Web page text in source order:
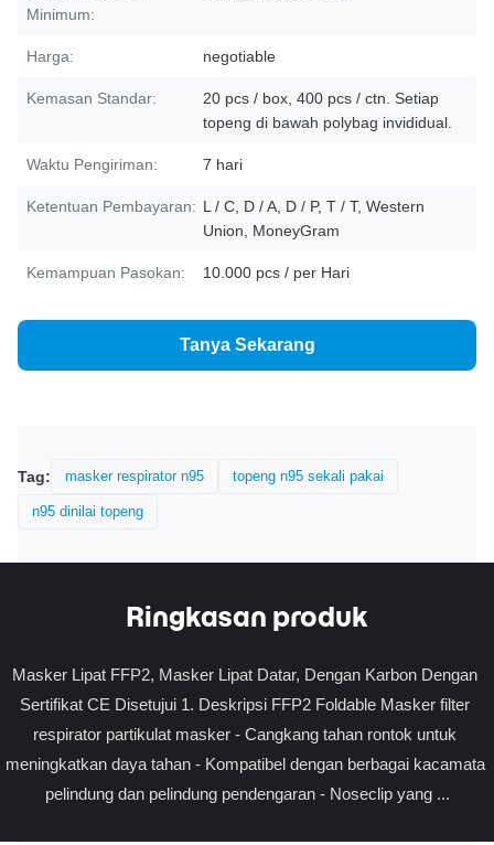
Minimum:
Harga: negotiable
Kemasan Standar:
20 pcs / box, 400 pcs / ctn. Setiap
topeng di bawah polybag invididual.
Waktu Pengiriman: 7 hari
Ketentuan Pembayaran: L / C, D / A, D / P, T / T, Western
Union, MoneyGram
Kemampuan Pasokan: 10.000 pcs / per Hari
Tanya Sekarang
Tag: masker respirator n95 topeng n95 sekali pakai
n95 dinilai topeng
Ringkasan produk
Masker Lipat FFP2, Masker Lipat Datar, Dengan Karbon Dengan
Sertifikat CE Disetujui 1. Deskripsi FFP2 Foldable Masker filter
respirator partikulat masker - Cangkang tahan rontok untuk
meningkatkan daya tahan - Kompatibel dengan berbagai kacamata
pelindung dan pelindung pendengaran - Noseclip yang ...